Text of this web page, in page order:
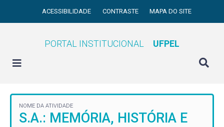
ACESSIBILIDADE CONTRASTE MAPA DO SITE
PORTAL INSTITUCIONAL UFPEL
NOME DA ATIVIDADE
S.A.: MEMÓRIA, HISTÓRIA E